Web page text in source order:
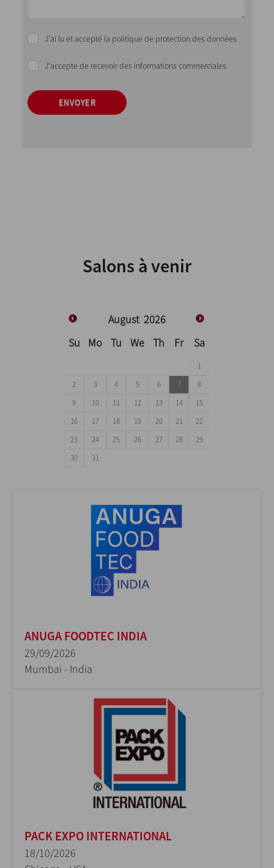
J'ai lu et accepté la politique de protection des données
J'accepte de recevoir des informations commerciales
ENVOYER
Salons à venir
August 2026
Su
Mo Tu We Th Fr Sa
1
2
3 4 5 6 7
8
9
10 11 12 13 14
15
16
17 18 19 20 21
22
23
24 25 26 27 28
29
30
31
ANUGA FOODTEC INDIA
29/09/2026
Mumbai - India
PACK EXPO INTERNATIONAL
18/10/2026